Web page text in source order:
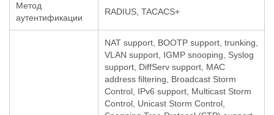
Метод
аутентификации
RADIUS, TACACS+
NAT support, BOOTP support, trunking,
VLAN support, IGMP snooping, Syslog
support, DiffServ support, MAC
address filtering, Broadcast Storm
Control, IPv6 support, Multicast Storm
Control, Unicast Storm Control,